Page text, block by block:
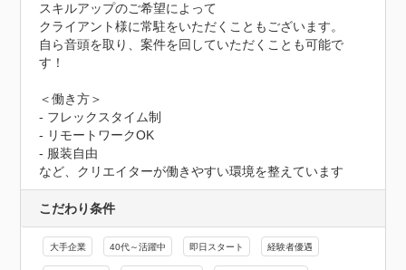
スキルアップのご希望によって
クライアント様に常駐をいただくこともございます。
自ら音頭を取り、案件を回していただくことも可能で
す！
＜働き方＞
- フレックスタイム制
- リモートワークOK
- 服装自由
など、クリエイターが働きやすい環境を整えています
こだわり条件
大手企業 40代～活躍中 即日スタート 経験者優遇